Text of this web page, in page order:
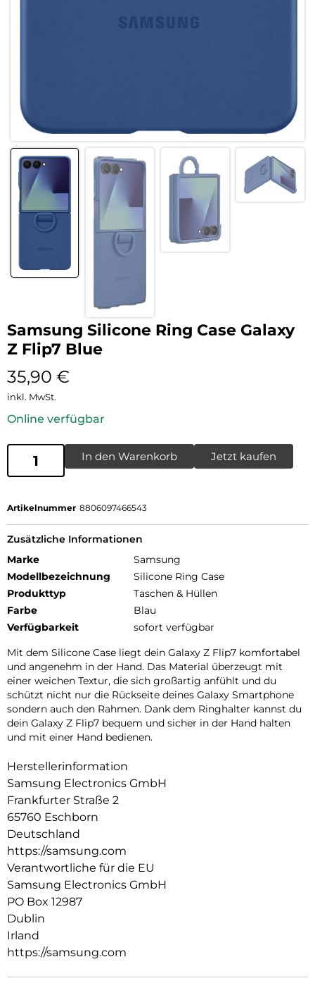
Samsung Silicone Ring Case Galaxy
Z Flip7 Blue
35,90 €
inkl. MwSt.
Online verfügbar
In den Warenkorb Jetzt kaufen
Artikelnummer 8806097466543
Zusätzliche Informationen
Marke
Samsung
Modellbezeichnung
Silicone Ring Case
Produkttyp
Taschen & Hüllen
Farbe
Blau
Verfügbarkeit
sofort verfügbar
Mit dem Silicone Case liegt dein Galaxy Z Flip7 komfortabel
und angenehm in der Hand. Das Material überzeugt mit
einer weichen Textur, die sich großartig anfühlt und du
schützt nicht nur die Rückseite deines Galaxy Smartphone
sondern auch den Rahmen. Dank dem Ringhalter kannst du
dein Galaxy Z Flip7 bequem und sicher in der Hand halten
und mit einer Hand bedienen.
Herstellerinformation
Samsung Electronics GmbH
Frankfurter Straße 2
65760 Eschborn
Deutschland
https://samsung.com
Verantwortliche für die EU
Samsung Electronics GmbH
PO Box 12987
Dublin
Irland
https://samsung.com